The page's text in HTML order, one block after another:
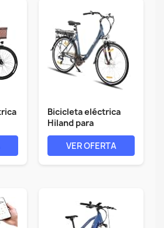
Bicicleta eléctrica
Hiland para
adultos,...
VER OFERTA